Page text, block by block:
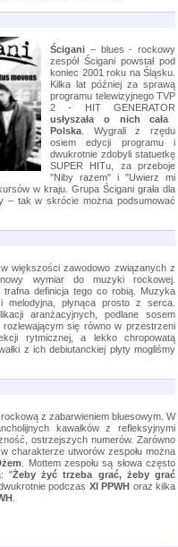
Ścigani – blues - rockowy
zespół Ścigani powstał pod
koniec 2001 roku na Śląsku.
Kilka lat później za sprawą
programu telewizyjnego TVP
2 - HIT GENERATOR
usłyszała o nich cała
Polska . Wygrali z rzędu
osiem edycji programu i
dwukrotnie zdobyli statuetkę
SUPER HITu, za przeboje
"Niby razem" i "Uwierz mi
w kraju. Grupa Ścigani grała dla
– tak w skrócie można podsumować
większości zawodowo związanych z
wymiar do muzyki rockowej.
definicja tego co robią. Muzyka
płynąca prosto z serca.
aranżacyjnych, podlane sosem
się równo w przestrzeni
rytmicznej, a lekko chropowatą
z ich debiutanckiej płyty mogliśmy
z zabarwieniem bluesowym. W
kawałków z refleksyjnymi
ostrzejszych numerów. Zarówno
charakterze utworów zespołu można
. Mottem zespołu są słowa często
"Żeby żyć trzeba grać, żeby grać
podczas XI PPWH oraz kilka